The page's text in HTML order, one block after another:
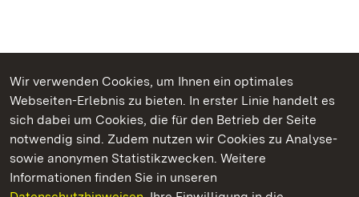
Wir verwenden Cookies, um Ihnen ein optimales
Webseiten-Erlebnis zu bieten. In erster Linie handelt es
sich dabei um Cookies, die für den Betrieb der Seite
notwendig sind. Zudem nutzen wir Cookies zu Analyse-
sowie anonymen Statistikzwecken. Weitere
Informationen finden Sie in unseren
Kommen. Staunen. Genießen.